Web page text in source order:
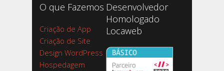
O que Fazemos
Criação de App
Criação de Site
Design WordPress
Hospedagem
Desenvolvedor
Homologado
Locaweb